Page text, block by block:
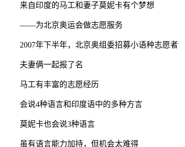
来自印度的马工和妻子莫妮卡有个梦想
——为北京奥运会做志愿服务
2007年下半年，北京奥组委招募小语种志愿者
夫妻俩一起报了名
马工有丰富的志愿经历
会说4种语言和印度语中的多种方言
莫妮卡也会说3种语言
虽有语言能力加持，但机会太难得